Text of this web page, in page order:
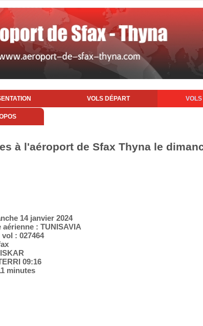
VOLS DÉPART
à l'aéroport de Sfax Thyna le
14 janvier 2024
aérienne : TUNISAVIA
: 027464
09:16
minutes